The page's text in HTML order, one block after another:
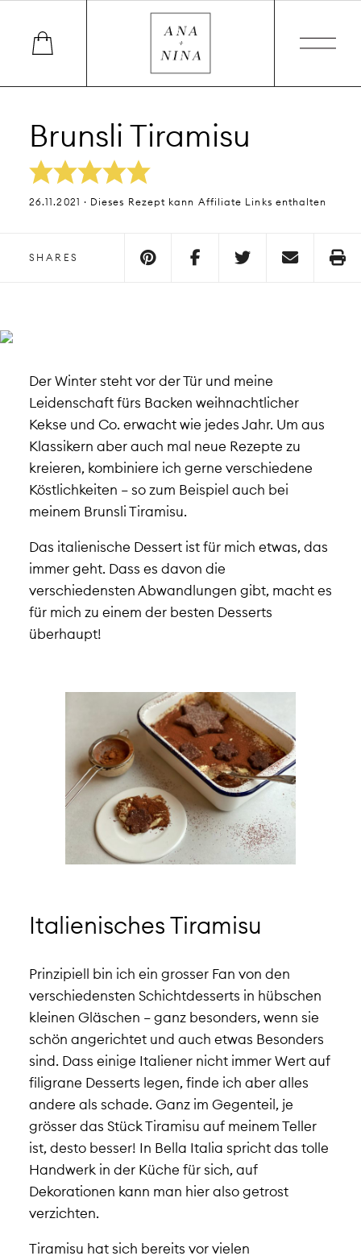
Brunsli Tiramisu
26.11.2021 · Dieses Rezept kann Affiliate Links enthalten
SHARES
Der Winter steht vor der Tür und meine
Leidenschaft fürs Backen weihnachtlicher
Kekse und Co. erwacht wie jedes Jahr. Um aus
Klassikern aber auch mal neue Rezepte zu
kreieren, kombiniere ich gerne verschiedene
Köstlichkeiten – so zum Beispiel auch bei
meinem Brunsli Tiramisu.
Das italienische Dessert ist für mich etwas, das
immer geht. Dass es davon die
verschiedensten Abwandlungen gibt, macht es
für mich zu einem der besten Desserts
überhaupt!
Italienisches Tiramisu
Prinzipiell bin ich ein grosser Fan von den
verschiedensten Schichtdesserts in hübschen
kleinen Gläschen – ganz besonders, wenn sie
schön angerichtet und auch etwas Besonders
sind. Dass einige Italiener nicht immer Wert auf
filigrane Desserts legen, finde ich aber alles
andere als schade. Ganz im Gegenteil, je
grösser das Stück Tiramisu auf meinem Teller
ist, desto besser! In Bella Italia spricht das tolle
Handwerk in der Küche für sich, auf
Dekorationen kann man hier also getrost
verzichten.
Tiramisu hat sich bereits vor vielen